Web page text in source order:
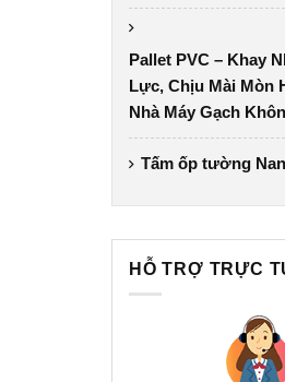
Pallet PVC – Khay
Lực, Chịu Mài Mòn
Nhà Máy Gạch
Tấm ốp tường
HỖ TRỢ TRỰC